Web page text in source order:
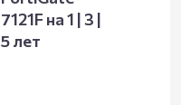
7121F на 1 | 3 |
5 лет